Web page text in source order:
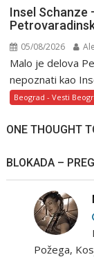
Insel Schanze
05/08/2026
Malo je delova
nepoznati kao
Beograd - Vesti
ONE THOUGHT
BLOKADA –
Požega,